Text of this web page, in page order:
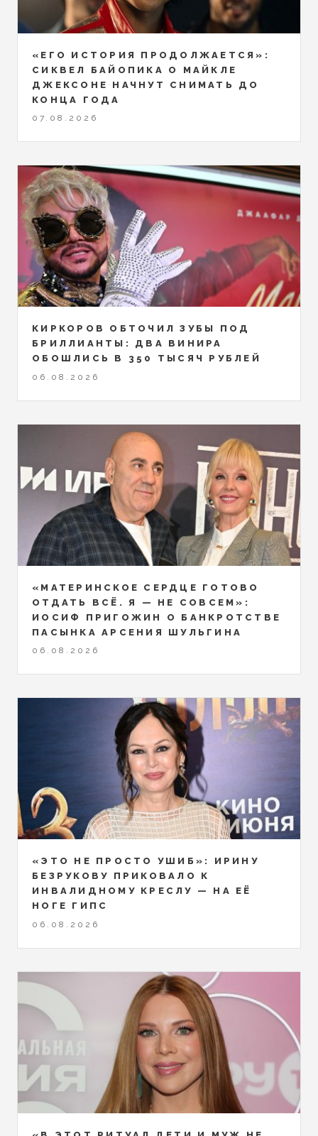
«ЕГО ИСТОРИЯ ПРОДОЛЖАЕТСЯ»:
СИКВЕЛ БАЙОПИКА О МАЙКЛЕ
ДЖЕКСОНЕ НАЧНУТ СНИМАТЬ ДО
КОНЦА ГОДА
07.08.2026
КИРКОРОВ ОБТОЧИЛ ЗУБЫ ПОД
БРИЛЛИАНТЫ: ДВА ВИНИРА
ОБОШЛИСЬ В 350 ТЫСЯЧ РУБЛЕЙ
06.08.2026
«МАТЕРИНСКОЕ СЕРДЦЕ ГОТОВО
ОТДАТЬ ВСЁ. Я — НЕ СОВСЕМ»:
ИОСИФ ПРИГОЖИН О БАНКРОТСТВЕ
ПАСЫНКА АРСЕНИЯ ШУЛЬГИНА
06.08.2026
«ЭТО НЕ ПРОСТО УШИБ»: ИРИНУ
БЕЗРУКОВУ ПРИКОВАЛО К
ИНВАЛИДНОМУ КРЕСЛУ — НА ЕЁ
НОГЕ ГИПС
06.08.2026